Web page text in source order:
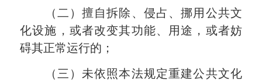
（二）擅自拆除、侵占、挪用公共文
化设施，或者改变其功能、用途，或者妨
碍其正常运行的；
（三）未依照本法规定重建公共文化